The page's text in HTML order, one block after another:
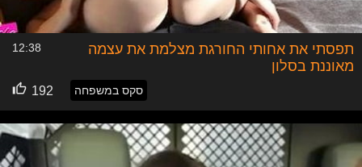
תפסתי את אחותי החורגת מצלמת את עצמה
מאוננת בסלון
12:38
סקס במשפחה 192